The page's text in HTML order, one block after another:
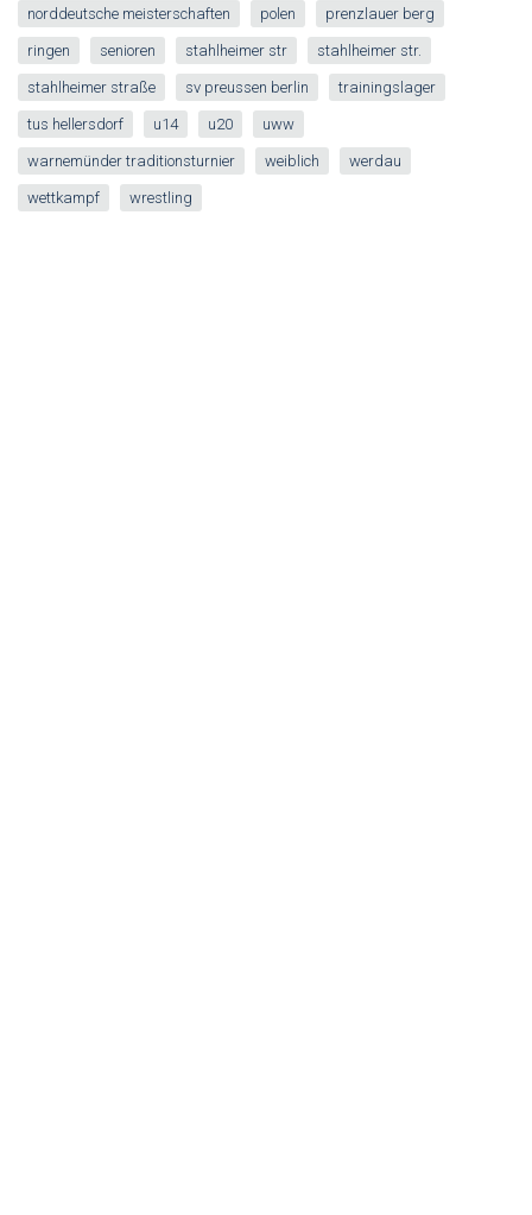
norddeutsche meisterschaften polen prenzlauer berg
ringen senioren stahlheimer str stahlheimer str.
stahlheimer straße sv preussen berlin trainingslager
tus hellersdorf u14 u20 uww
warnemünder traditionsturnier weiblich werdau
wettkampf wrestling